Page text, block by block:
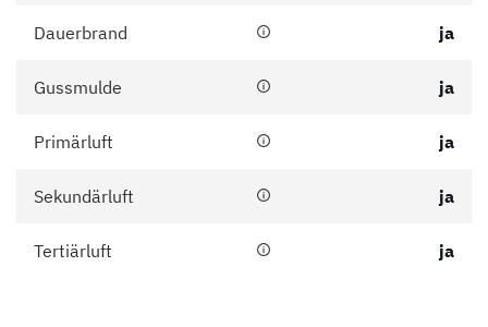
Dauerbrand ja
Gussmulde ja
Primärluft ja
Sekundärluft ja
Tertiärluft ja